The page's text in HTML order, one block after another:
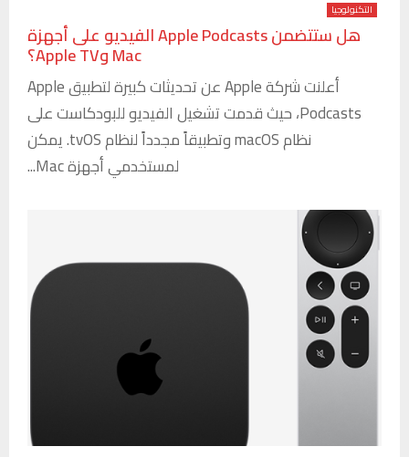
التكنولوجيا
هل ستتضمن Apple Podcasts الفيديو على أجهزة
Mac وApple TV؟
أعلنت شركة Apple عن تحديثات كبيرة لتطبيق Apple
Podcasts، حيث قدمت تشغيل الفيديو للبودكاست على
نظام macOS وتطبيقاً مجدداً لنظام tvOS. يمكن
لمستخدمي أجهزة Mac...